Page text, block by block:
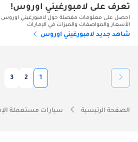
تعرف على لامبورغيني اوروس!
احصل على معلومات مفصلة حول لامبورغيني اوروس
الأسعار والمواصفات والميزات في الإمارات
شاهد جديد لامبورغيني اوروس
1
2
3
الصفحة الرئيسية سيارات مستعملة